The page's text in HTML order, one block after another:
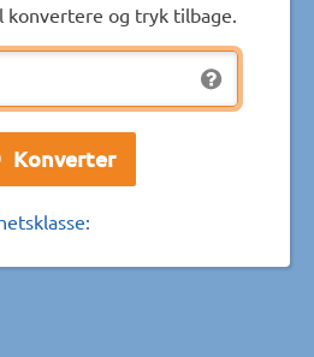
konvertere og tryk tilbage.